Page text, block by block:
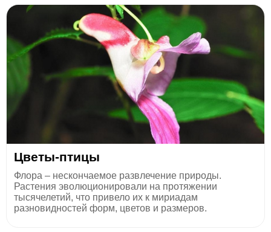
Цветы-птицы
Флора – нескончаемое развлечение природы.
Растения эволюционировали на протяжении
тысячелетий, что привело их к мириадам
разновидностей форм, цветов и размеров.